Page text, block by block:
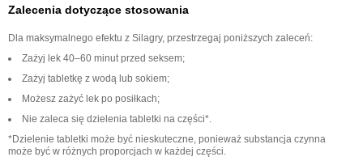
Zalecenia dotyczące stosowania
Dla maksymalnego efektu z Silagry, przestrzegaj poniższych zaleceń:
Zażyj lek 40–60 minut przed seksem;
Zażyj tabletkę z wodą lub sokiem;
Możesz zażyć lek po posiłkach;
Nie zaleca się dzielenia tabletki na części*.
*Dzielenie tabletki może być nieskuteczne, ponieważ substancja czynna
może być w różnych proporcjach w każdej części.